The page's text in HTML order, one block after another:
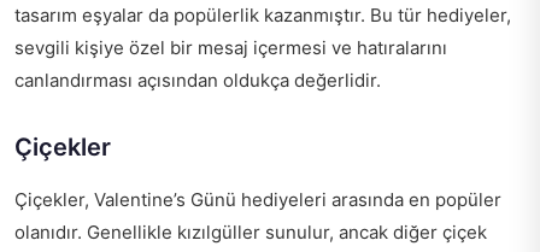
tasarım eşyalar da popülerlik kazanmıştır. Bu tür hediyeler,
sevgili kişiye özel bir mesaj içermesi ve hatıralarını
canlandırması açısından oldukça değerlidir.
Çiçekler
Çiçekler, Valentine’s Günü hediyeleri arasında en popüler
olanıdır. Genellikle kızılgüller sunulur, ancak diğer çiçek